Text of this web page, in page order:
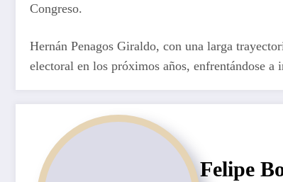
Congreso.
Hernán Penagos Giraldo, con una larga
electoral en los próximos años, enfrentándose a
Felipe